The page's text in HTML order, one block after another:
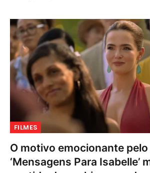
FILMES
O motivo emocionante pelo
‘Mensagens Para Isabelle’